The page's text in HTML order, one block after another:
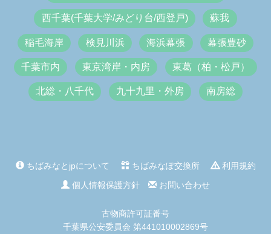
西千葉(千葉大学/みどり台/西登戸) 蘇我
稲毛海岸 検見川浜 海浜幕張 幕張豊砂
千葉市内 東京湾岸・内房 東葛（柏・松戸）
北総・八千代 九十九里・外房 南房総
ちばみなとjpについて ちばみなぽ交換所
利用規約
個人情報保護方針
お問い合わせ
古物商許可証番号
千葉県公安委員会 第441010002869号